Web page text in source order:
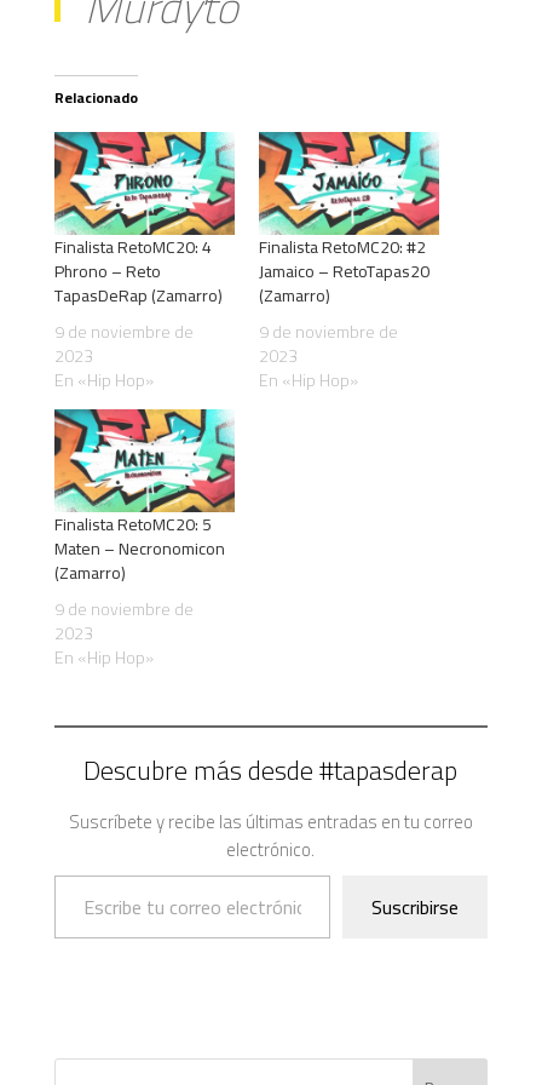
Relacionado
Finalista RetoMC20: 4
Phrono – Reto
TapasDeRap (Zamarro)
9 de noviembre de
2023
En «Hip Hop»
Finalista RetoMC20: #2
Jamaico – RetoTapas20
(Zamarro)
9 de noviembre de
2023
En «Hip Hop»
Finalista RetoMC20: 5
Maten – Necronomicon
(Zamarro)
9 de noviembre de
2023
En «Hip Hop»
Descubre más desde #tapasderap
Suscríbete y recibe las últimas entradas en tu correo
electrónico.
Escribe tu correo electrónico…
Suscribirse